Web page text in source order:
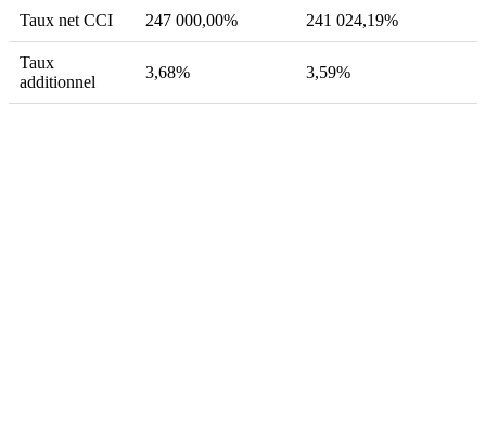
Taux net CCI 247 000,00% 241 024,19%
Taux
additionnel
3,68% 3,59%